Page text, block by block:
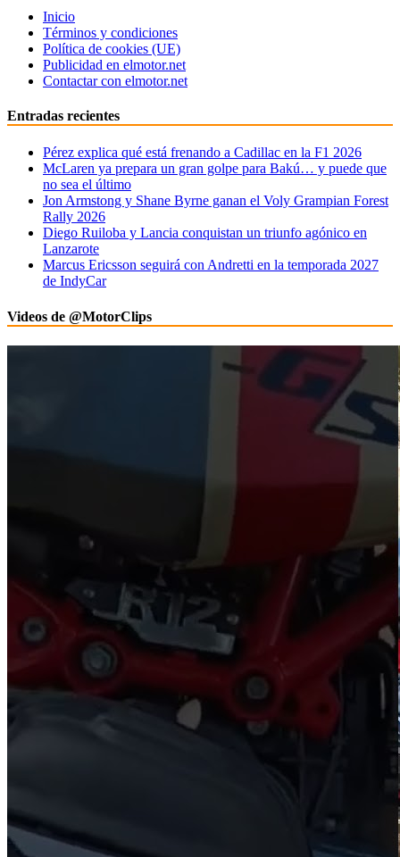
Inicio
Términos y condiciones
Política de cookies (UE)
Publicidad en elmotor.net
Contactar con elmotor.net
Entradas recientes
Pérez explica qué está frenando a Cadillac en la F1 2026
McLaren ya prepara un gran golpe para Bakú… y puede que
no sea el último
Jon Armstong y Shane Byrne ganan el Voly Grampian Forest
Rally 2026
Diego Ruiloba y Lancia conquistan un triunfo agónico en
Lanzarote
Marcus Ericsson seguirá con Andretti en la temporada 2027
de IndyCar
Videos de @MotorClips